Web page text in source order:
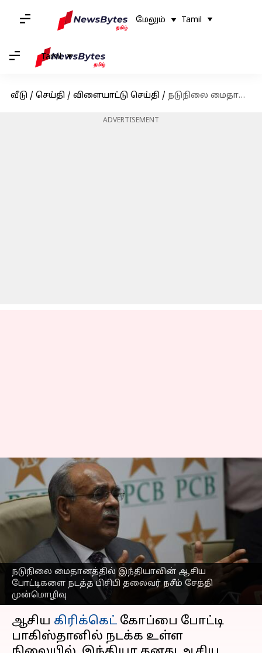
மேலும் Tamil
Tamil
வீடு / செய்தி / விளையாட்டு செய்தி / நடுநிலை மைதானத்தில் இந்தியாவின் ஆசிய போட்டிகள் : பிசிபி தலைவர் நசீம் சேத்தி புதிய தகவல்
ADVERTISEMENT
நடுநிலை மைதானத்தில் இந்தியாவின் ஆசிய
போட்டிகளை நடத்த பிசிபி தலைவர் நசீம் சேத்தி
முன்மொழிவு
நடுநிலை மைதானத்தில்
இந்தியாவின் ஆசிய
போட்டிகள் : பிசிபி
தலைவர் நசீம் சேத்தி
புதிய தகவல்
எழுதியவர் Sekar Chinnappan Apr 21, 2023 07:53 pm
செய்தி முன்னோட்டம்
ஆசிய கிரிக்கெட் கோப்பை போட்டி
பாகிஸ்தானில் நடக்க உள்ள